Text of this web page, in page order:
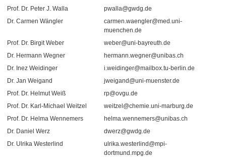
Prof. Dr. Peter J. Walla
pwalla@gwdg.de
Dr. Carmen Wängler
carmen.waengler@med.uni-
muenchen.de
Prof. Dr. Birgit Weber
weber@uni-bayreuth.de
Dr. Hermann Wegner
hermann.wegner@unibas.ch
Dr. Inez Weidinger
i.weidinger@mailbox.tu-berlin.de
Dr. Jan Weigand
jweigand@uni-muenster.de
Prof. Dr. Helmut Weiß
rp@ovgu.de
Prof. Dr. Karl-Michael Weitzel
weitzel@chemie.uni-marburg.de
Prof. Dr. Helma Wennemers
helma.wennemers@unibas.ch
Dr. Daniel Werz
dwerz@gwdg.de
Dr. Ulrika Westerlind
ulrika.westerlind@mpi-
dortmund.mpg.de